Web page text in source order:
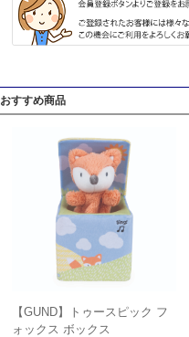
おすすめ商品
【GUND】トゥースピック フ
ォックス ボックス